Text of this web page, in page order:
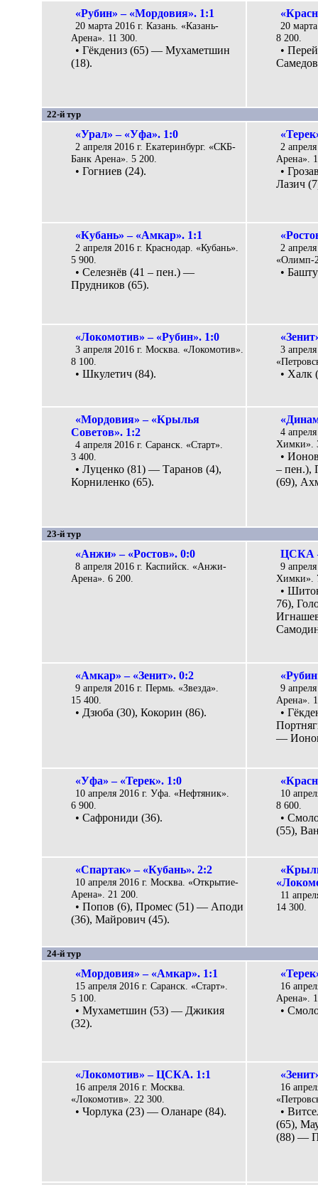
«Рубин» – «Мордовия». 1:1
20 марта 2016 г. Казань. «Казань-
Арена». 11 300.
• Гёкдениз (65) — Мухаметшин
(18).
20
8 200.
•
22-й тур
«Урал» – «Уфа». 1:0
2 апреля 2016 г. Екатеринбург. «СКБ-
Банк Арена». 5 200.
• Гогниев (24).
2
Арена».
•
Лазич
«Кубань» – «Амкар». 1:1
2 апреля 2016 г. Краснодар. «Кубань».
5 900.
• Селезнёв (41 – пен.) —
Прудников (65).
2
«Олимп-
•
«Локомотив» – «Рубин». 1:0
3 апреля 2016 г. Москва. «Локомотив».
8 100.
• Шкулетич (84).
3
• Халк
«Мордовия» – «Крылья
Советов». 1:2
4 апреля 2016 г. Саранск. «Старт».
3 400.
• Луценко (81) — Таранов (4),
Корниленко (65).
4
Химки».
•
– пен.),
(69),
23-й тур
«Анжи» – «Ростов». 0:0
8 апреля 2016 г. Каспийск. «Анжи-
Арена». 6 200.
ЦСКА
9
Химки».
•
76),
«Амкар» – «Зенит». 0:2
9 апреля 2016 г. Пермь. «Звезда».
15 400.
• Дзюба (30), Кокорин (86).
9
Арена».
•
—
«Уфа» – «Терек». 1:0
10 апреля 2016 г. Уфа. «Нефтяник».
6 900.
• Сафрониди (36).
10
8 600.
•
(55),
«Спартак» – «Кубань». 2:2
10 апреля 2016 г. Москва. «Открытие-
Арена». 21 200.
• Попов (6), Промес (51) — Аподи
(36), Майрович (45).
11
14 300.
24-й тур
«Мордовия» – «Амкар». 1:1
15 апреля 2016 г. Саранск. «Старт».
5 100.
• Мухаметшин (53) — Джикия
(32).
16
Арена».
•
«Локомотив» – ЦСКА. 1:1
16 апреля 2016 г. Москва.
«Локомотив». 22 300.
• Чорлука (23) — Оланаре (84).
16
•
(65),
(88) —